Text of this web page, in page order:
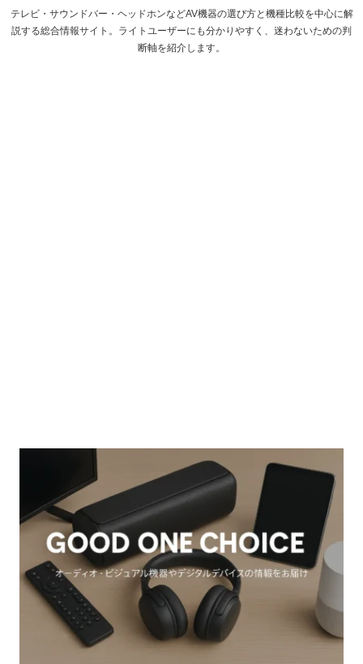
テレビ・サウンドバー・ヘッドホンなどAV機器の選び方と機種比較を中心に解
説する総合情報サイト。ライトユーザーにも分かりやすく、迷わないための判
断軸を紹介します。